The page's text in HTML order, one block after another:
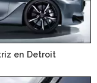
en Detroit